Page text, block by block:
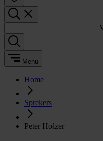
Menu
Home
Sprekers
Peter Holzer